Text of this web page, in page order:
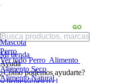
Mi tienda
Ayuda
¿Cómo podemos ayudarte?
sclientes@petco.cl
Mascota
Perro
Ver todo Perro Alimento
Alimento Seco
Alimento Natural